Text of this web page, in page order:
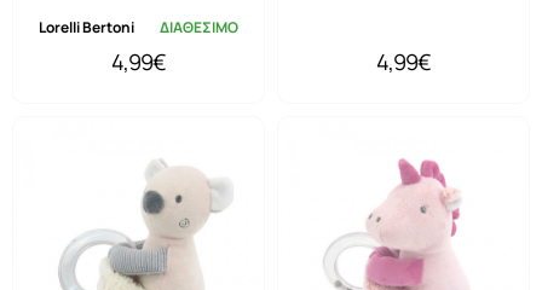
Lorelli Bertoni ΔΙΑΘΕΣΙΜΟ
4,99€ 4,99€